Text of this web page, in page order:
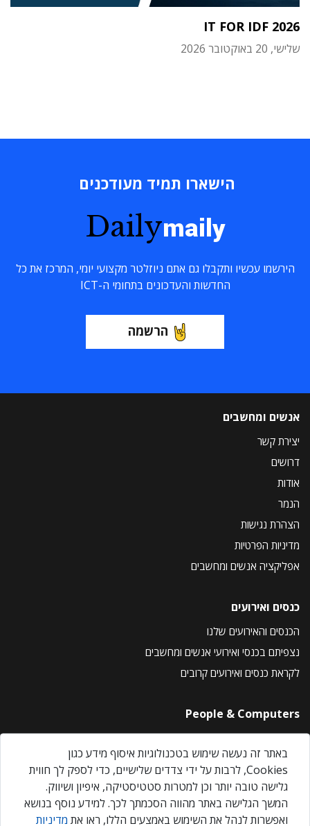
IT FOR IDF 2026
שלישי, 20 באוקטובר 2026
הישארו תמיד מעודכנים
Dailymaily
הירשמו עכשיו ותקבלו גם אתם ניוזלטר מקצועי יומי, המרכז את כל
החדשות והעדכונים בתחומי ה-ICT
הרשמה
אנשים ומחשבים
יצירת קשר
דרושים
אודות
הנמר
הצהרת נגישות
מדיניות הפרטיות
אפליקציה אנשים ומחשבים
כנסים ואירועים
הכנסים והאירועים שלנו
נצפיתם בכנסי ואירועי אנשים ומחשבים
לקראת כנסים ואירועים קרובים
People & Computers
About Us
Privacy Policy
Contact Us
Our Events
באתר זה נעשה שימוש בטכנולוגיות איסוף מידע כגון
Cookies, לרבות על ידי צדדים שלישיים, כדי לספק לך חווית
גלישה טובה יותר וכן למטרות סטטיסטיקה, איפיון ושיווק.
המשך הגלישה באתר מהווה הסכמתך לכך. למידע נוסף בנושא
ואפשרות לנהל את השימוש באמצעים הללו, ראו את מדיניות